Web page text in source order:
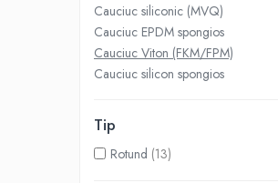
Snur din cauciuc
Cauciuc NBR (rezistent la uleiuri)
Cauciuc siliconic (MVQ)
Cauciuc silicon spongios
Garnituri din cauciuc cu metal
Cauciuc siliconic (MVQ)
Cauciuc EPDM spongios
Cauciuc Viton (FKM/FPM)
Cauciuc silicon spongios
Tip
Rotund (13)